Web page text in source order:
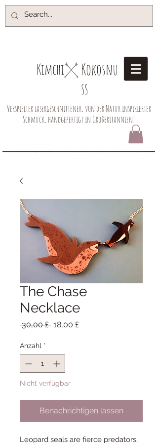
Kimchi​
Kokosnu
ss
Verspielter lasergeschnittener, von der Natur inspirierter
Schmuck, handgefertigt in Großbritannien!
The Chase
Necklace
30,00 £ Standardpreis
18,00 £
Anzahl *
Nicht verfügbar
Benachrichtigen lassen
Leopard seals are fierce predators,